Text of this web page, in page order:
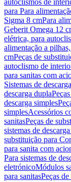
autoclismos de
para Para
Sigma 8 cmPara
Geberit Omega 12
elétrica, para
alimentação a
cmPeças de
autoclismo de
para sanitas com
Sistemas de
descarga dupla
descarga simples
simplesAcessórios
sanitasPeças de
sistemas de
substituição para
para sanita com
Para sistemas de
eletrónicoMódulos
para sanitasPeças